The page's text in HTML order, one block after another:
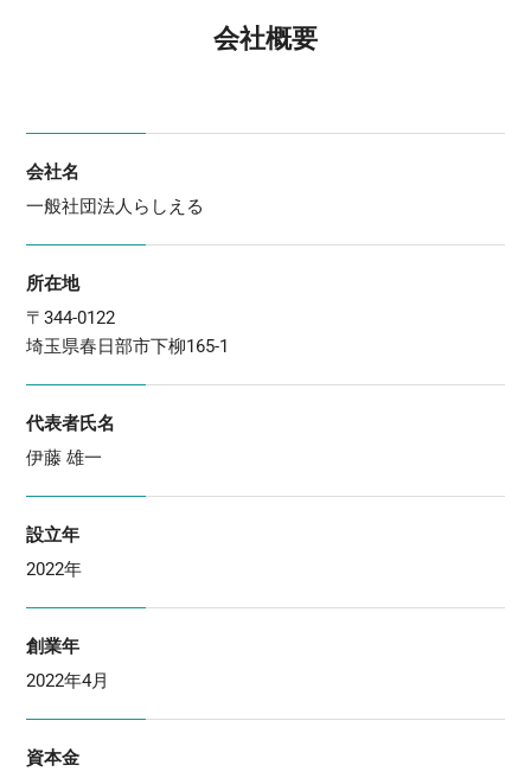
会社概要
会社名
一般社団法人らしえる
所在地
〒344-0122
埼玉県春日部市下柳165-1
代表者氏名
伊藤 雄一
設立年
2022年
創業年
2022年4月
資本金